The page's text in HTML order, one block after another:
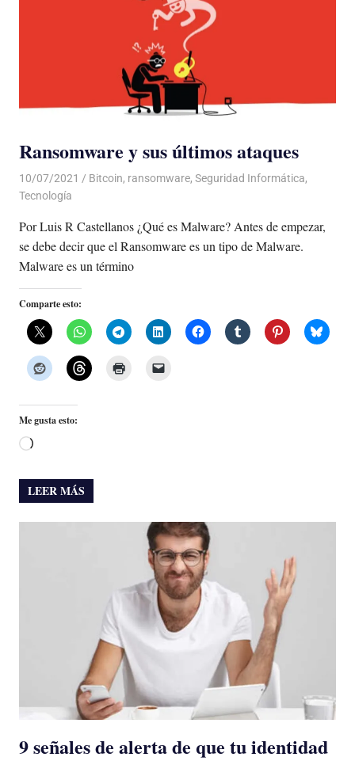
Ransomware y sus últimos ataques
10/07/2021 De todo un Poco
Bitcoin, ransomware, Seguridad Informática,
Tecnología
Por Luis R Castellanos ¿Qué es Malware? Antes de empezar,
se debe decir que el Ransomware es un tipo de Malware.
Malware es un término
Comparte esto:
Me gusta esto:
Cargando...
LEER MÁS
9 señales de alerta de que tu identidad